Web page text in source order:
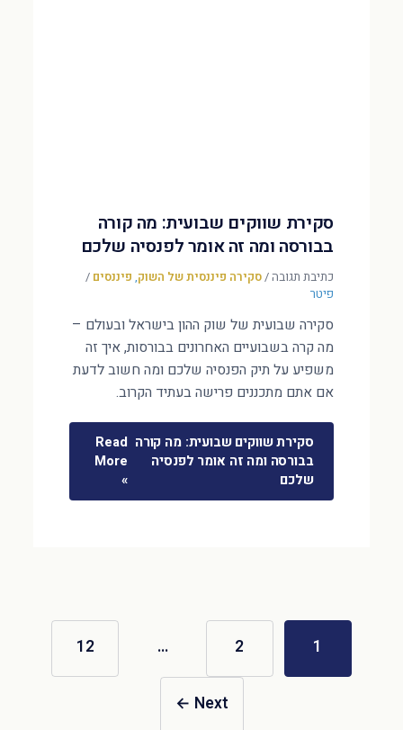
סקירת שווקים שבועית: מה קורה
בבורסה ומה זה אומר לפנסיה שלכם
כתיבת תגובה/סקירה פיננסית של השוק, פיננסים /
פיטר
סקירה שבועית של שוק ההון בישראל ובעולם –
מה קרה בשבועיים האחרונים בבורסות, איך זה
משפיע על תיק הפנסיה שלכם ומה חשוב לדעת
אם אתם מתכננים פרישה בעתיד הקרוב.
סקירת שווקים שבועית: מה קורה
בבורסה ומה זה אומר לפנסיה
שלכם
Read
More
»
1
2
…
12
Next
←